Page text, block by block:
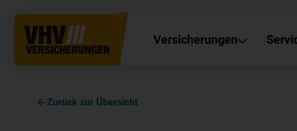
Versicherungen
Zurück zur Übersicht